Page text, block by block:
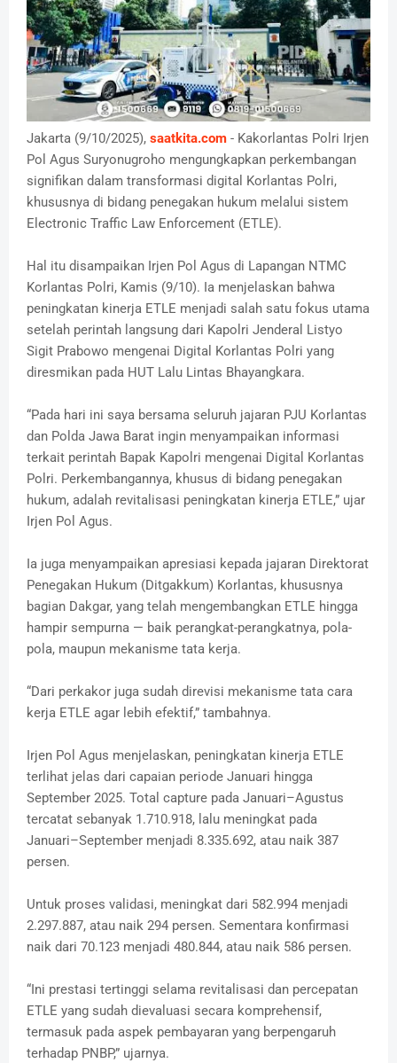
Jakarta (9/10/2025), saatkita.com - Kakorlantas Polri Irjen
Pol Agus Suryonugroho mengungkapkan perkembangan
signifikan dalam transformasi digital Korlantas Polri,
khususnya di bidang penegakan hukum melalui sistem
Electronic Traffic Law Enforcement (ETLE).
Hal itu disampaikan Irjen Pol Agus di Lapangan NTMC
Korlantas Polri, Kamis (9/10). Ia menjelaskan bahwa
peningkatan kinerja ETLE menjadi salah satu fokus utama
setelah perintah langsung dari Kapolri Jenderal Listyo
Sigit Prabowo mengenai Digital Korlantas Polri yang
diresmikan pada HUT Lalu Lintas Bhayangkara.
“Pada hari ini saya bersama seluruh jajaran PJU Korlantas
dan Polda Jawa Barat ingin menyampaikan informasi
terkait perintah Bapak Kapolri mengenai Digital Korlantas
Polri. Perkembangannya, khusus di bidang penegakan
hukum, adalah revitalisasi peningkatan kinerja ETLE,” ujar
Irjen Pol Agus.
Ia juga menyampaikan apresiasi kepada jajaran Direktorat
Penegakan Hukum (Ditgakkum) Korlantas, khususnya
bagian Dakgar, yang telah mengembangkan ETLE hingga
hampir sempurna — baik perangkat-perangkatnya, pola-
pola, maupun mekanisme tata kerja.
“Dari perkakor juga sudah direvisi mekanisme tata cara
kerja ETLE agar lebih efektif,” tambahnya.
Irjen Pol Agus menjelaskan, peningkatan kinerja ETLE
terlihat jelas dari capaian periode Januari hingga
September 2025. Total capture pada Januari–Agustus
tercatat sebanyak 1.710.918, lalu meningkat pada
Januari–September menjadi 8.335.692, atau naik 387
persen.
Untuk proses validasi, meningkat dari 582.994 menjadi
2.297.887, atau naik 294 persen. Sementara konfirmasi
naik dari 70.123 menjadi 480.844, atau naik 586 persen.
“Ini prestasi tertinggi selama revitalisasi dan percepatan
ETLE yang sudah dievaluasi secara komprehensif,
termasuk pada aspek pembayaran yang berpengaruh
terhadap PNBP,” ujarnya.